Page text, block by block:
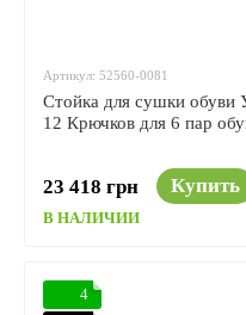
Артикул: 52560-0081
Стойка для сушки
12 Крючков для 6 пар
23 418 грн Купить
В НАЛИЧИИ
4